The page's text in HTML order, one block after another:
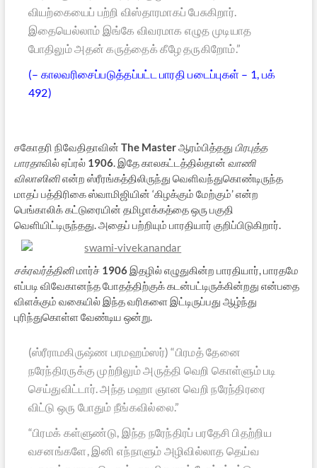
வியற்கையைப் பற்றி விஸ்தாரமாகப் பேசுகிறார்.
இதையெல்லாம் இங்கே விவரமாக எழுத முடியாத
போதிலும் அதன் கருத்தைக் கீழே தருகிறோம்.”
(– காலவரிசைப்படுத்தப்பட்ட பாரதி படைப்புகள் – 1, பக்
492)
சகோதரி நிவேதிதாவின் The Masterஆரம்பித்தது பிரபுத்த
பாரதாவில் ஏப்ரல் 1906. இதே காலகட்டத்தில்தான் வாணி
விலாஸினிஎன்ற ஸ்ரீரங்கத்திலிருந்து வெளிவந்துகொண்டிருந்த
மாதப் பத்திரிகை ஸ்வாமிஜியின் ‘கிழக்கும் மேற்கும்’ என்ற
பெங்காலிக் கட்டுரையின் தமிழாக்கத்தை ஒரு பகுதி
வெளியிட்டிருந்தது. அதைப் பற்றியும் பாரதியார் குறிப்பிடுகிறார்.
சக்ரவர்த்தினிமார்ச் 1906 இதழில் எழுதுகின்ற பாரதியார், பாரதமே
எப்படி விவேகானந்த போதத்திற்குக் கடன்பட்டிருக்கின்றது என்பதை
விளக்கும் வகையில் இந்த வரிகளை இட்டிருப்பது ஆழ்ந்து
புரிந்துகொள்ள வேண்டிய ஒன்று.
(ஸ்ரீராமகிருஷ்ண பரமஹம்ஸர்) “பிரமத் தேனை
நரேந்திரருக்கு முற்றிலும் அருத்தி வெறி கொள்ளும் படி
செய்துவிட்டார். அந்த மஹா ஞான வெறி நரேந்திரரை
விட்டு ஒரு போதும் நீங்கவில்லை.”
“பிரமக் கள்ளுண்டு, இந்த நரேந்திரப் பரதேசி பிதற்றிய
வசனங்களே, இனி எந்நாளும் அழிவில்லாத தெய்வ